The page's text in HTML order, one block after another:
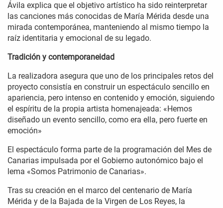
Ávila explica que el objetivo artístico ha sido reinterpretar
las canciones más conocidas de María Mérida desde una
mirada contemporánea, manteniendo al mismo tiempo la
raíz identitaria y emocional de su legado.
Tradición y contemporaneidad
La realizadora asegura que uno de los principales retos del
proyecto consistía en construir un espectáculo sencillo en
apariencia, pero intenso en contenido y emoción, siguiendo
el espíritu de la propia artista homenajeada: «Hemos
diseñado un evento sencillo, como era ella, pero fuerte en
emoción»
El espectáculo forma parte de la programación del Mes de
Canarias impulsada por el Gobierno autonómico bajo el
lema «Somos Patrimonio de Canarias».
Tras su creación en el marco del centenario de María
Mérida y de la Bajada de la Virgen de Los Reyes, la